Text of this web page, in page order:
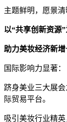
主题鲜明，愿景清
以“共享创新资源
助力美妆经济新增
国际影响力显著：
跻身美业三大展
际贸易平台。
吸引美妆行业精英